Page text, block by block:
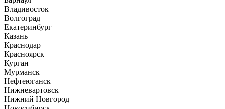
Владивосток
Волгоград
Екатеринбург
Казань
Краснодар
Красноярск
Курган
Мурманск
Нефтеюганск
Нижневартовск
Нижний Новгород